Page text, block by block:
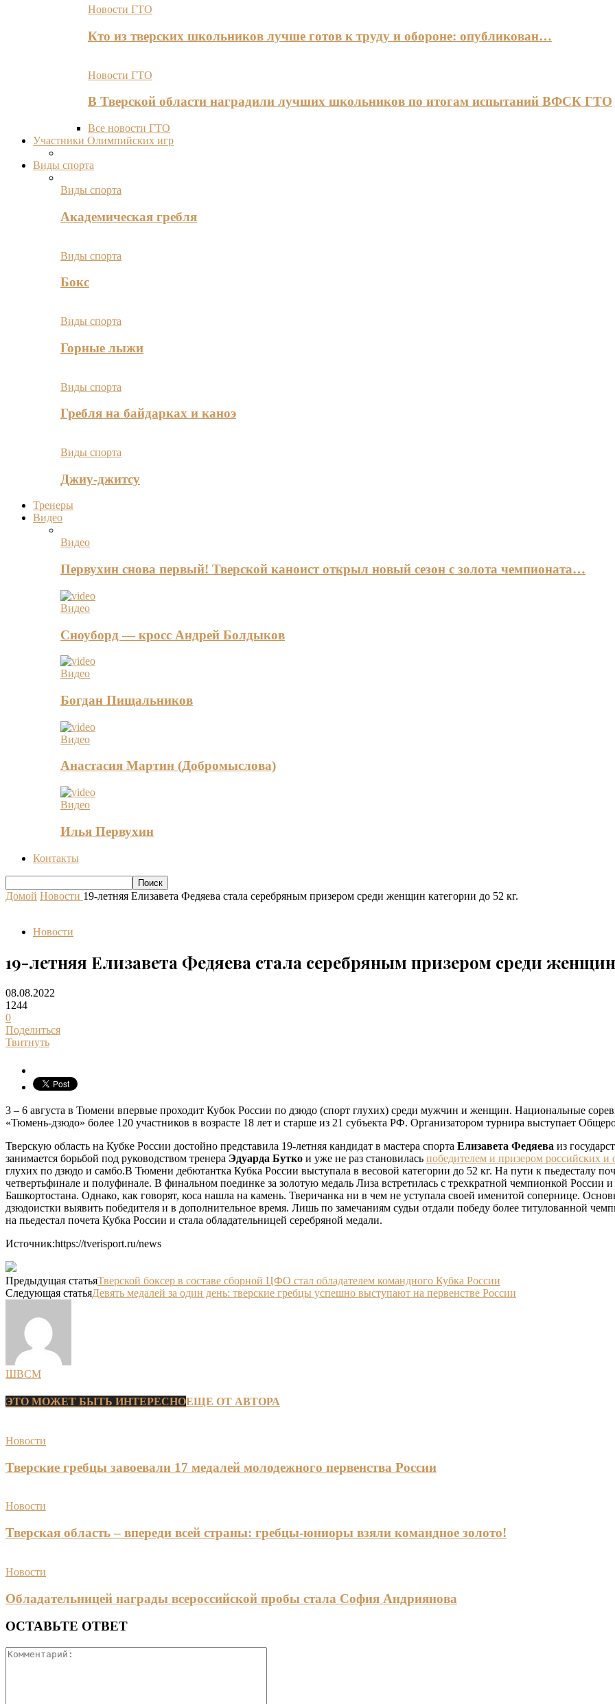
Новости ГТО
Кто из тверских школьников лучше готов к труду и обороне: опубликован…
Новости ГТО
В Тверской области наградили лучших школьников по итогам испытаний ВФСК ГТО
Все новости ГТО
Участники Олимпийских игр
Виды спорта
Виды спорта
Академическая гребля
Виды спорта
Бокс
Виды спорта
Горные лыжи
Виды спорта
Гребля на байдарках и каноэ
Виды спорта
Джиу-джитсу
Тренеры
Видео
Видео
Первухин снова первый! Тверской каноист открыл новый сезон с золота чемпионата…
Видео
Сноуборд — кросс Андрей Болдыков
Видео
Богдан Пищальников
Видео
Анастасия Мартин (Добромыслова)
Видео
Илья Первухин
Контакты
Домой Новости 19-летняя Елизавета Федяева стала серебряным призером среди женщин категории до 52 кг.
Новости
19-летняя Елизавета Федяева стала серебряным призером среди женщин
08.08.2022
1244
0
Поделиться
Твитнуть
3 – 6 августа в Тюмени впервые проходит Кубок России по дзюдо (спорт глухих) среди мужчин и женщин. Национальные
«Тюмень-дзюдо» более 120 участников в возрасте 18 лет и старше из 21 субъекта РФ. Организатором турнира выступает
Тверскую область на Кубке России достойно представила 19-летняя кандидат в мастера спорта Елизавета Федяева из
занимается борьбой под руководством тренера Эдуарда Бутко и уже не раз становилась победителем и призером российских и
глухих по дзюдо и самбо.В Тюмени дебютантка Кубка России выступала в весовой категории до 52 кг. На пути к пьедесталу
четвертьфинале и полуфинале. В финальном поединке за золотую медаль Лиза встретилась с трехкратной чемпионкой
Башкортостана. Однако, как говорят, коса нашла на камень. Тверичанка ни в чем не уступала своей именитой сопернице.
дзюдоистки выявить победителя и в дополнительное время. Лишь по замечаниям судьи отдали победу более титулованной
на пьедестал почета Кубка России и стала обладательницей серебряной медали.
Источник:https://tverisport.ru/news
Предыдущая статьяТверской боксер в составе сборной ЦФО стал обладателем командного Кубка России
Следующая статьяДевять медалей за один день: тверские гребцы успешно выступают на первенстве России
ШВСМ
ЭТО МОЖЕТ БЫТЬ ИНТЕРЕСНОЕЩЕ ОТ АВТОРА
Новости
Тверские гребцы завоевали 17 медалей молодежного первенства России
Новости
Тверская область – впереди всей страны: гребцы-юниоры взяли командное золото!
Новости
Обладательницей награды всероссийской пробы стала София Андриянова
ОСТАВЬТЕ ОТВЕТ